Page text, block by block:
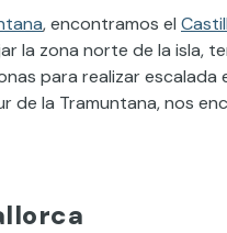
, encontramos el
la zona norte de la isla,
para realizar
de la Tramuntana, nos